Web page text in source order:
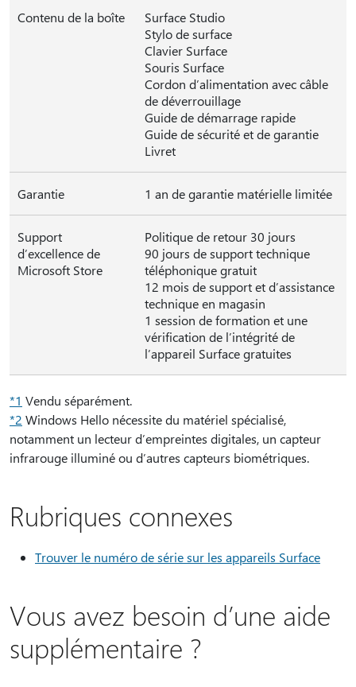
Contenu de la boîte
Surface Studio
Stylo de surface
Clavier Surface
Souris Surface
Cordon d’alimentation avec câble
de déverrouillage
Guide de démarrage rapide
Guide de sécurité et de garantie
Livret
Garantie 1 an de garantie matérielle limitée
Support
d’excellence de
Microsoft Store
Politique de retour 30 jours
90 jours de support technique
téléphonique gratuit
12 mois de support et d’assistance
technique en magasin
1 session de formation et une
vérification de l’intégrité de
l’appareil Surface gratuites
*1 Vendu séparément.
*2 Windows Hello nécessite du matériel spécialisé,
notamment un lecteur d’empreintes digitales, un capteur
infrarouge illuminé ou d’autres capteurs biométriques.
Rubriques connexes
Trouver le numéro de série sur les appareils Surface
Vous avez besoin d’une aide
supplémentaire ?